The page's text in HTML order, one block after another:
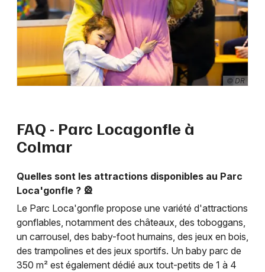
© DR
FAQ - Parc Locagonfle à
Colmar
Quelles sont les attractions disponibles au Parc
Loca'gonfle ? 🎡
Le Parc Loca'gonfle propose une variété d'attractions
gonflables, notamment des châteaux, des toboggans,
un carrousel, des baby-foot humains, des jeux en bois,
des trampolines et des jeux sportifs. Un baby parc de
350 m² est également dédié aux tout-petits de 1 à 4